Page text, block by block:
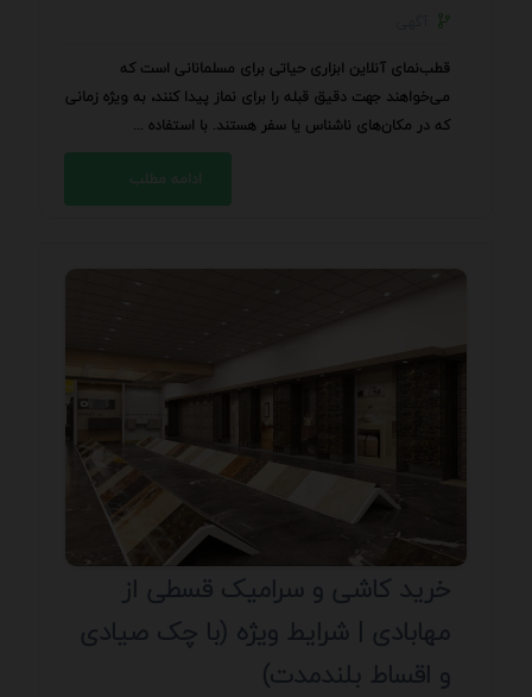
قطب‌نمای آنلاین ابزاری حیاتی برای مسلمانانی است که
می‌خواهند جهت دقیق قبله را برای نماز پیدا کنند، به ویژه زمانی
که در مکان‌های ناشناس یا سفر هستند. با استفاده ...
ادامه مطلب
خرید کاشی و سرامیک قسطی از
مهابادی | شرایط ویژه (با چک صیادی
و اقساط بلندمدت)